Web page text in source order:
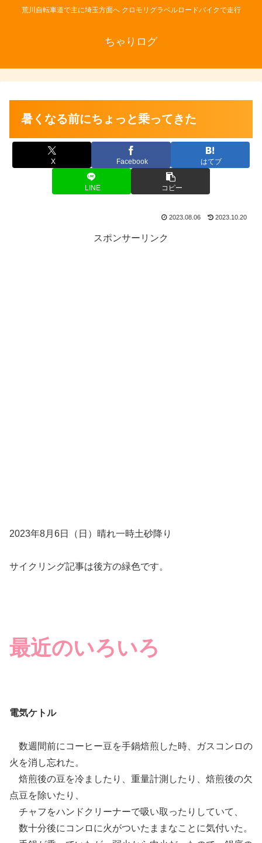
荒川自転車道で主に埼玉方面へ クロモリグラベルロードバイクで走行
ちゃりログ
暑くなる前にちょっと乗ってきた
X Facebook はてブ
LINE コピー
2023.08.06 2023.10.20
スポンサーリンク
2023年8月6日（日）晴れ一時土砂降り
サイクリング記事は後方の緑色です。
最近のいろいろ
電気ケトル
数週間前にコーヒー豆を手鍋焙煎した時、ガスコンロの
火を消し忘れた。
焙煎後の豆を冷ましたり、重量計測したり、焙煎後の欠
点豆を除いたり、
チャフをハンドクリーナーで吸い取ったりしていて、
数十分後にコンロに火がついたままなことに気付いた。